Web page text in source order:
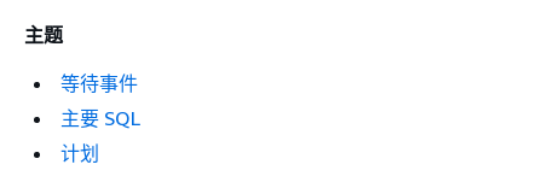
主题
等待事件
主要 SQL
计划